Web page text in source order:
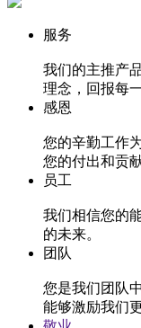
服务
我们的主推产
理念，回报每
感恩
您的辛勤工作
您的付出和贡献
员工
我们相信您的
的未来。
团队
您是我们团队
能够激励我们